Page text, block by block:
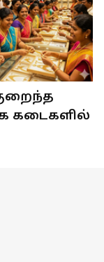
கடைகளில்